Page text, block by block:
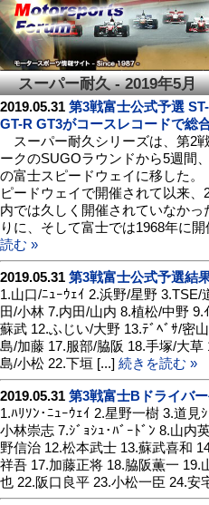
スーパー耐久 - 2019年5月
2019.05.31 第3戦富士公式予選
GT-R GT3がコースレコードで総
スーパー耐久シリーズは、第2
ークのSUGOラウンドから5週間
の富士スピードウェイに移した
ピードウェイで開催されて以来、
内では久しく開催されていなかっ
りに、そして富士では1968年に
読む »
2019.05.31 第3戦富士公式予選結
1.山口/ﾆｭｰｳｪｲ 2.浜野/星野
田/小林 7.内田/山内 8.植松/中野
蘇武 12.ふじい/大野 13.ﾃﾞﾍﾞｻ/密
島/加藤 17.服部/脇阪 18.手塚/大
島/小松 22.下垣 [...] 続きを読む »
2019.05.31 第3戦富士Bドライバ
1.ﾊﾘｿﾝ･ﾆｭｰｳｪｲ 2.星野一樹 3.道見
小林崇志 7.ｼﾞｮｼｭ･ﾊﾞｰﾄﾞﾝ 8.山内
野信治 12.松本武士 13.蘇武喜和
祥吾 17.加藤正将 18.脇阪薫一 19.
也 22.阪口良平 23.小松一臣 24.安